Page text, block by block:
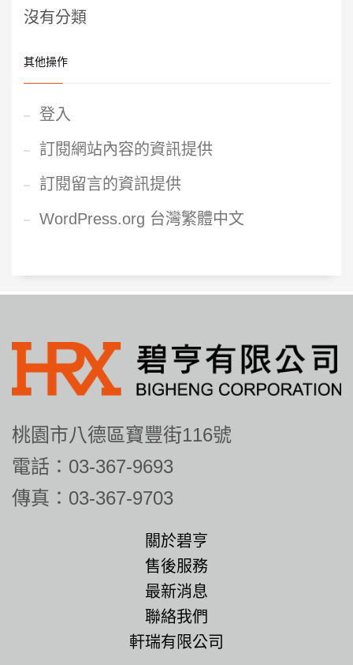
沒有分類
其他操作
登入
訂閱網站內容的資訊提供
訂閱留言的資訊提供
WordPress.org 台灣繁體中文
桃園市八德區寶豐街116號
電話：03-367-9693
傳真：03-367-9703
關於碧亨
售後服務
最新消息
聯絡我們
軒瑞有限公司